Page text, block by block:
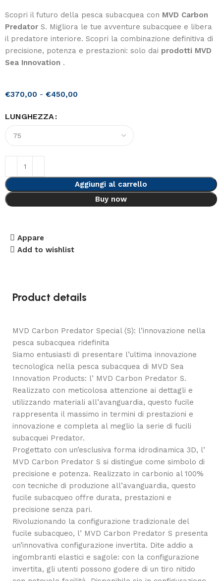
Scopri il futuro della pesca subacquea con MVD Carbon
Predator S. Migliora le tue avventure subacquee e libera
il predatore interiore. Scopri la combinazione definitiva di
precisione, potenza e prestazioni: solo dai prodotti MVD
Sea Innovation .
€370,00 - €450,00
LUNGHEZZA
Aggiungi al carrello
Buy now
Appare
Add to wishlist
Product details
MVD Carbon Predator Special (S): l’innovazione nella
pesca subacquea ridefinita
Siamo entusiasti di presentare l’ultima innovazione
tecnologica nella pesca subacquea di MVD Sea
Innovation Products: l’ MVD Carbon Predator S.
Realizzato con meticolosa attenzione ai dettagli e
utilizzando materiali all’avanguardia, questo fucile
rappresenta il massimo in termini di prestazioni e
innovazione e completa al meglio la serie di fucili
subacquei Predator.
Progettato con un’esclusiva forma idrodinamica 3D, l’
MVD Carbon Predator S si distingue come simbolo di
precisione e potenza. Realizzato in carbonio al 100%
con tecniche di produzione all’avanguardia, questo
fucile subacqueo offre durata, prestazioni e
precisione senza pari.
Rivoluzionando la configurazione tradizionale del
fucile subacqueo, l’ MVD Carbon Predator S presenta
un’innovativa configurazione invertita. Dite addio a
ingombranti elastici e sagole: con la configurazione
invertita, gli utenti possono godere di un tiro nitido